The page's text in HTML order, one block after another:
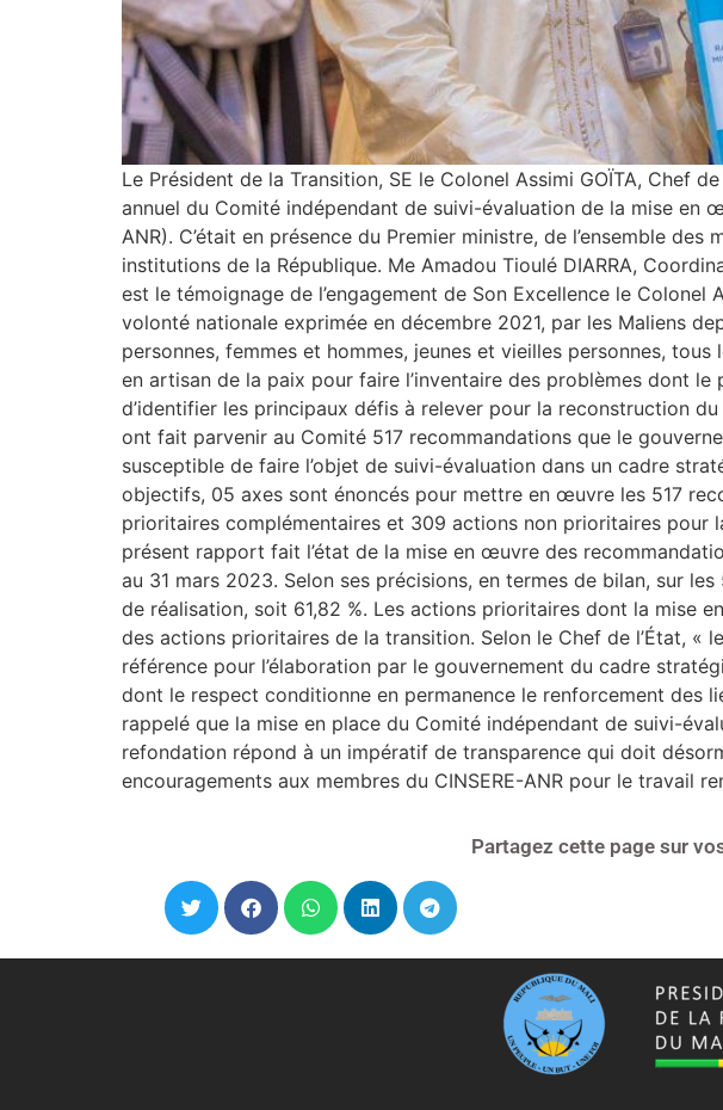
Le Président de la Transition, SE le Colonel Assimi GOÏTA, Chef
annuel du Comité indépendant de suivi-évaluation de la mise en
ANR). C’était en présence du Premier ministre, de l’ensemble
institutions de la République. Me Amadou Tioulé DIARRA,
est le témoignage de l’engagement de Son Excellence le
volonté nationale exprimée en décembre 2021, par les Maliens
personnes, femmes et hommes, jeunes et vieilles personnes,
en artisan de la paix pour faire l’inventaire des problèmes dont
d’identifier les principaux défis à relever pour la reconstruction
ont fait parvenir au Comité 517 recommandations que le
susceptible de faire l’objet de suivi-évaluation dans un cadre
objectifs, 05 axes sont énoncés pour mettre en œuvre les 517
prioritaires complémentaires et 309 actions non prioritaires pour
présent rapport fait l’état de la mise en œuvre des
au 31 mars 2023. Selon ses précisions, en termes de bilan, sur
de réalisation, soit 61,82 %. Les actions prioritaires dont la mise
des actions prioritaires de la transition. Selon le Chef de l’État, «
référence pour l’élaboration par le gouvernement du cadre
dont le respect conditionne en permanence le renforcement des
rappelé que la mise en place du Comité indépendant de suivi-
refondation répond à un impératif de transparence qui doit
encouragements aux membres du CINSERE-ANR pour le travail
Partagez cette page sur